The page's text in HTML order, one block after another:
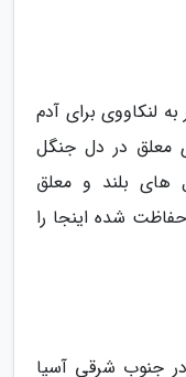
لنکاووی برای آدم
معلق در دل جنگل
های بلند و معلق
حفاظت شده اینجا را
در جنوب شرقی آسیا